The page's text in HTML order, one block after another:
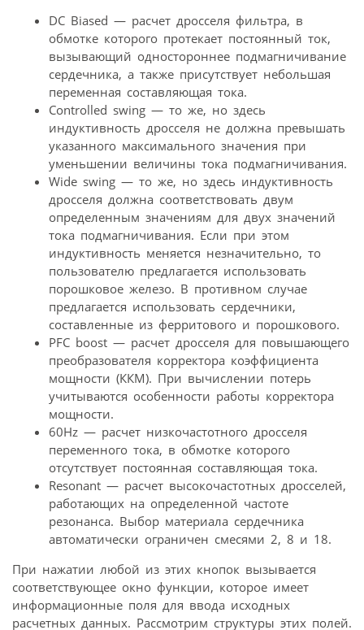
DC Biased — расчет дросселя фильтра, в
обмотке которого протекает постоянный ток,
вызывающий одностороннее подмагничивание
сердечника, а также присутствует небольшая
переменная составляющая тока.
Controlled swing — то же, но здесь
индуктивность дросселя не должна превышать
указанного максимального значения при
уменьшении величины тока подмагничивания.
Wide swing — то же, но здесь индуктивность
дросселя должна соответствовать двум
определенным значениям для двух значений
тока подмагничивания. Если при этом
индуктивность меняется незначительно, то
пользователю предлагается использовать
порошковое железо. В противном случае
предлагается использовать сердечники,
составленные из ферритового и порошкового.
PFC boost — расчет дросселя для повышающего
преобразователя корректора коэффициента
мощности (ККМ). При вычислении потерь
учитываются особенности работы корректора
мощности.
60Hz — расчет низкочастотного дросселя
переменного тока, в обмотке которого
отсутствует постоянная составляющая тока.
Resonant — расчет высокочастотных дросселей,
работающих на определенной частоте
резонанса. Выбор материала сердечника
автоматически ограничен смесями 2, 8 и 18.
При нажатии любой из этих кнопок вызывается
соответствующее окно функции, которое имеет
информационные поля для ввода исходных
расчетных данных. Рассмотрим структуры этих полей.